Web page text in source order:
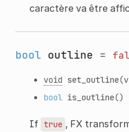
caractère va être
bool outline =
void set_outline
bool is_outline()
If true , FX